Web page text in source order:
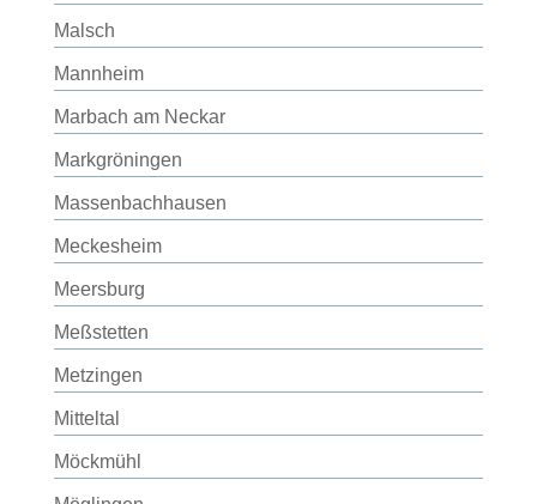
Malsch
Mannheim
Marbach am Neckar
Markgröningen
Massenbachhausen
Meckesheim
Meersburg
Meßstetten
Metzingen
Mitteltal
Möckmühl